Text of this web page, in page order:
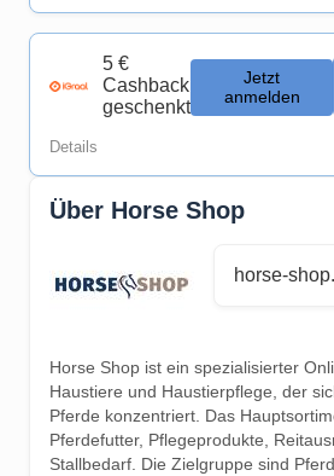
5 €
Cashback
geschenkt
Jetzt
anmelden
Details
Über Horse Shop
horse-
Horse Shop ist ein spezialisierter
Haustiere und Haustierpflege, der
Pferde konzentriert. Das
Pferdefutter, Pflegeprodukte,
Stallbedarf. Die Zielgruppe sind